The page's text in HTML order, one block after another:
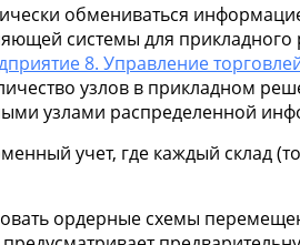
обмениваться
системы для
8. Управление
узлов в прикладном
узлами распределенной
учет, где каждый склад
ордерные схемы